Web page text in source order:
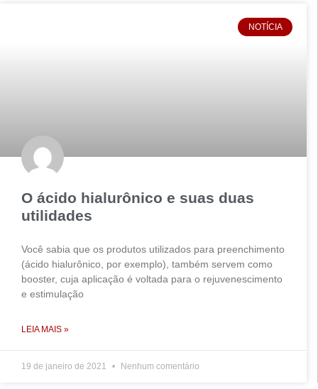
NOTÍCIA
O ácido hialurônico e suas duas
utilidades
Você sabia que os produtos utilizados para preenchimento
(ácido hialurônico, por exemplo), também servem como
booster, cuja aplicação é voltada para o rejuvenescimento
e estimulação
LEIA MAIS »
19 de janeiro de 2021 Nenhum comentário